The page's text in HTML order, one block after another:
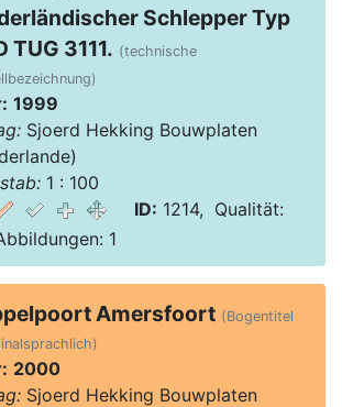
Schlepper Typ
TUG 3111. (technische
1999
Sjoerd Hekking Bouwplaten
1 : 100
ID: 1214, Qualität:
1
Amersfoort (Bogentitel
2000
Sjoerd Hekking Bouwplaten